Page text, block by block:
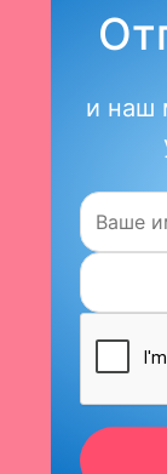
и наш
Имя: